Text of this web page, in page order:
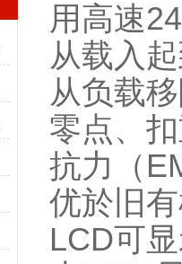
用高速
从载入
从负载
零点、
抗力（
优於旧
LCD可